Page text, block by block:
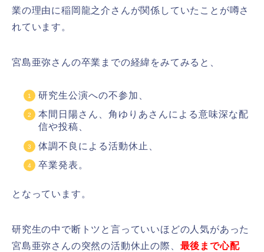
業の理由に稲岡龍之介さんが関係していたことが噂さ
れています。
宮島亜弥さんの卒業までの経緯をみてみると、
研究生公演への不参加、
本間日陽さん、角ゆりあさんによる意味深な配
信や投稿、
体調不良による活動休止、
卒業発表。
となっています。
研究生の中で断トツと言っていいほどの人気があった
宮島亜弥さんの突然の活動休止の際、 最後まで心配